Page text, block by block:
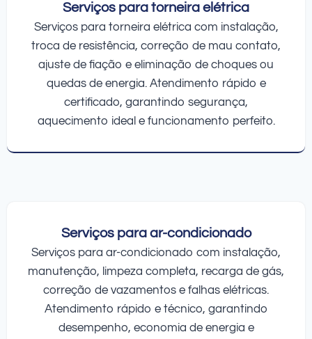
Serviços para torneira elétrica
Serviços para torneira elétrica com instalação,
troca de resistência, correção de mau contato,
ajuste de fiação e eliminação de choques ou
quedas de energia. Atendimento rápido e
certificado, garantindo segurança,
aquecimento ideal e funcionamento perfeito.
Serviços para ar-condicionado
Serviços para ar-condicionado com instalação,
manutenção, limpeza completa, recarga de gás,
correção de vazamentos e falhas elétricas.
Atendimento rápido e técnico, garantindo
desempenho, economia de energia e